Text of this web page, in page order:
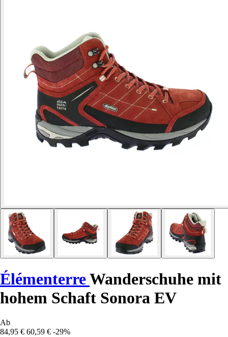
ÉlémenterreWanderschuhe mit
hohem Schaft Sonora EV
Ab
84,95 € 60,59 € -29%